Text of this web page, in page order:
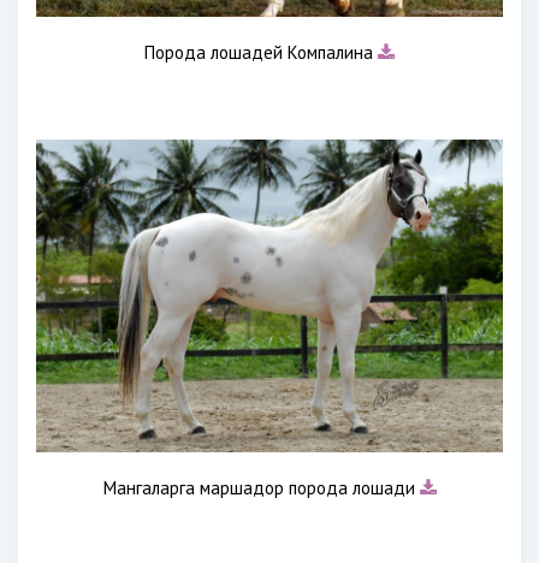
Порода лошадей Компалина
Мангаларга маршадор порода лошади